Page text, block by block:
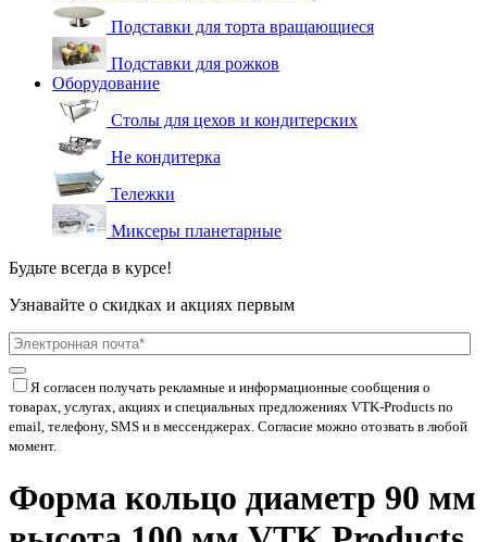
Подставки для торта вращающиеся
Подставки для рожков
Оборудование
Столы для цехов и кондитерских
Не кондитерка
Тележки
Миксеры планетарные
Будьте всегда в курсе!
Узнавайте о скидках и акциях первым
Я согласен получать рекламные и информационные сообщения о
товарах, услугах, акциях и специальных предложениях VTK-Products по
email, телефону, SMS и в мессенджерах. Согласие можно отозвать в любой
момент.
Форма кольцо диаметр 90 мм